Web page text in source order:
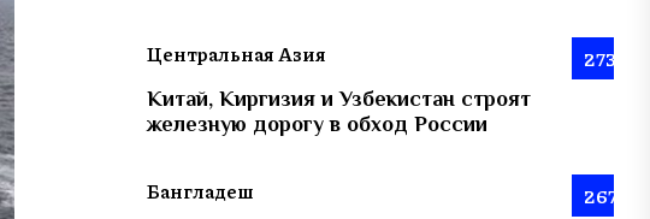
Центральная Азия 273
Китай, Киргизия и Узбекистан строят
железную дорогу в обход России
Бангладеш 267